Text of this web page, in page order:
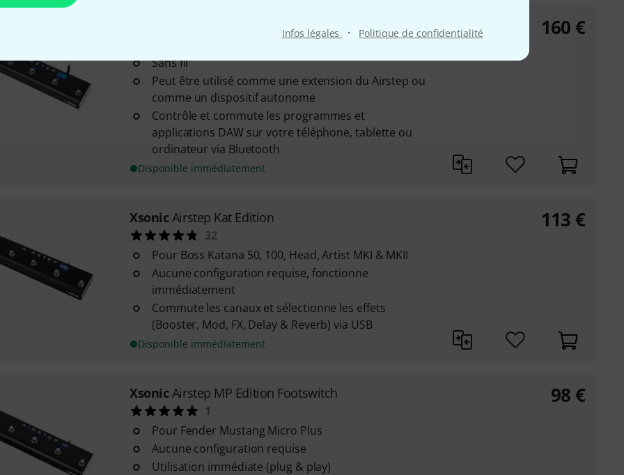
Infos légales · Politique de confidentialité
Airstep Lite Controller
Sans fil
Peut être utilisé comme une extension du Airstep ou
comme un dispositif autonome
Contrôle et commute les programmes et
applications DAW sur votre téléphone, tablette ou
ordinateur via Bluetooth
Disponible immédiatement
160 €
XsonicAirstep Kat Edition
32
Pour Boss Katana 50, 100, Head, Artist MKI & MKII
Aucune configuration requise, fonctionne
immédiatement
Commute les canaux et sélectionne les effets
(Booster, Mod, FX, Delay & Reverb) via USB
Disponible immédiatement
113 €
XsonicAirstep MP Edition Footswitch
1
Pour Fender Mustang Micro Plus
Aucune configuration requise
Utilisation immédiate (plug & play)
98 €